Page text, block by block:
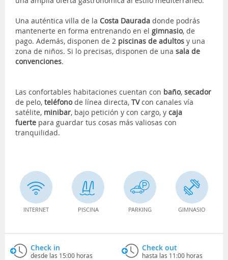
Una auténtica villa de la Costa Daurada donde podrás
mantenerte en forma entrenando en el gimnasio, de
pago. Además, disponen de 2 piscinas de adultos y una
zona de niños. Si lo precisas, disponen de una sala de
convenciones.
Las confortables habitaciones cuentan con baño, secador
de pelo, teléfonode línea directa, TVcon canales vía
satélite, minibar, bajo petición y con cargo, y caja
fuerte para guardar tus cosas más valiosas con
tranquilidad.
INTERNET PISCINA PARKING GIMNASIO
Check in
desde las 15:00 horas
Check out
hasta las 11:00 horas